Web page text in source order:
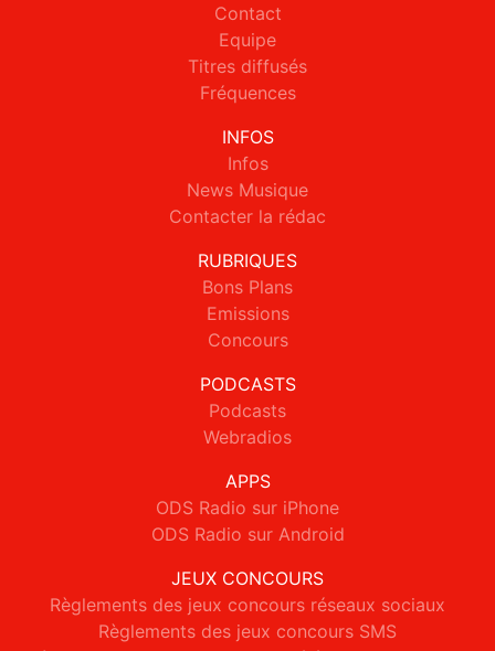
Contact
Equipe
Titres diffusés
Fréquences
INFOS
Infos
News Musique
Contacter la rédac
RUBRIQUES
Bons Plans
Emissions
Concours
PODCASTS
Podcasts
Webradios
APPS
ODS Radio sur iPhone
ODS Radio sur Android
JEUX CONCOURS
Règlements des jeux concours réseaux sociaux
Règlements des jeux concours SMS